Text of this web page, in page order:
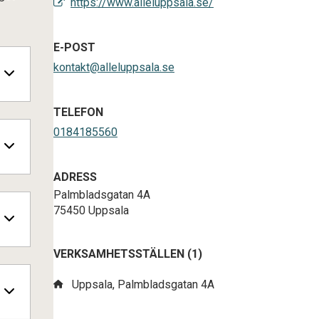
E-POST
kontakt@alleluppsala.se
TELEFON
0184185560
ADRESS
Palmbladsgatan 4A
75450 Uppsala
VERKSAMHETSSTÄLLEN (1)
Uppsala, Palmbladsgatan 4A